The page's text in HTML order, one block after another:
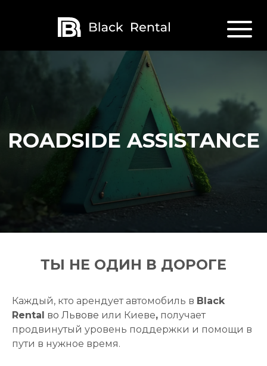
ROADSIDE ASSISTANCE
ТЫ НЕ ОДИН В ДОРОГЕ
Каждый, кто арендует автомобиль в Black
Rental во Львове или Киеве, получает
продвинутый уровень поддержки и помощи в
пути в нужное время.